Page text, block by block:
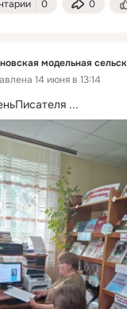
0 0
модельная
14 июня в 13:14
...